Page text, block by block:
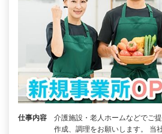
仕事内容
介護施設・老人ホームなどでご
作成、調理をお願いします。 当